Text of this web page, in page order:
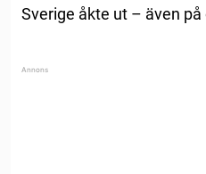
Sverige åkte ut – även